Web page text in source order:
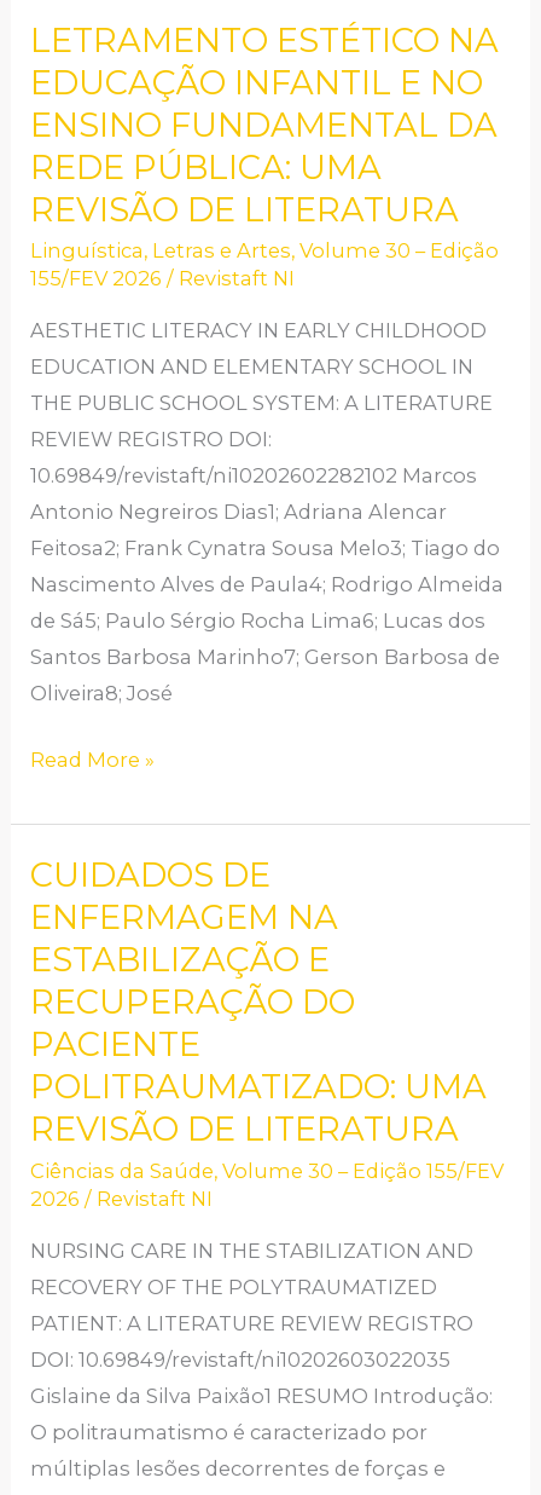
LETRAMENTO ESTÉTICO NA
EDUCAÇÃO INFANTIL E NO
ENSINO FUNDAMENTAL DA
REDE PÚBLICA: UMA
REVISÃO DE LITERATURA
Linguística, Letras e Artes,Volume 30 – Edição
155/FEV 2026 / Revistaft NI
AESTHETIC LITERACY IN EARLY CHILDHOOD
EDUCATION AND ELEMENTARY SCHOOL IN
THE PUBLIC SCHOOL SYSTEM: A LITERATURE
REVIEW REGISTRO DOI:
10.69849/revistaft/ni10202602282102 Marcos
Antonio Negreiros Dias1; Adriana Alencar
Feitosa2; Frank Cynatra Sousa Melo3; Tiago do
Nascimento Alves de Paula4; Rodrigo Almeida
de Sá5; Paulo Sérgio Rocha Lima6; Lucas dos
Santos Barbosa Marinho7; Gerson Barbosa de
Oliveira8; José
LETRAMENTO
ESTÉTICO
NA
EDUCAÇÃO
INFANTIL
E
NO
ENSINO
FUNDAMENTAL
DA
REDE
PÚBLICA:
UMA
REVISÃO
DE
LITERATURA
Read More »
CUIDADOS DE
ENFERMAGEM NA
ESTABILIZAÇÃO E
RECUPERAÇÃO DO
PACIENTE
POLITRAUMATIZADO: UMA
REVISÃO DE LITERATURA
Ciências da Saúde,Volume 30 – Edição 155/FEV
2026 / Revistaft NI
NURSING CARE IN THE STABILIZATION AND
RECOVERY OF THE POLYTRAUMATIZED
PATIENT: A LITERATURE REVIEW REGISTRO
DOI: 10.69849/revistaft/ni10202603022035
Gislaine da Silva Paixão1 RESUMO Introdução:
O politraumatismo é caracterizado por
múltiplas lesões decorrentes de forças e
CUIDADOS
DE
ENFERMAGEM
ESTABILIZAÇÃO
E
RECUPERAÇÃO
DO
PACIENTE
POLITRAUMATIZADO: